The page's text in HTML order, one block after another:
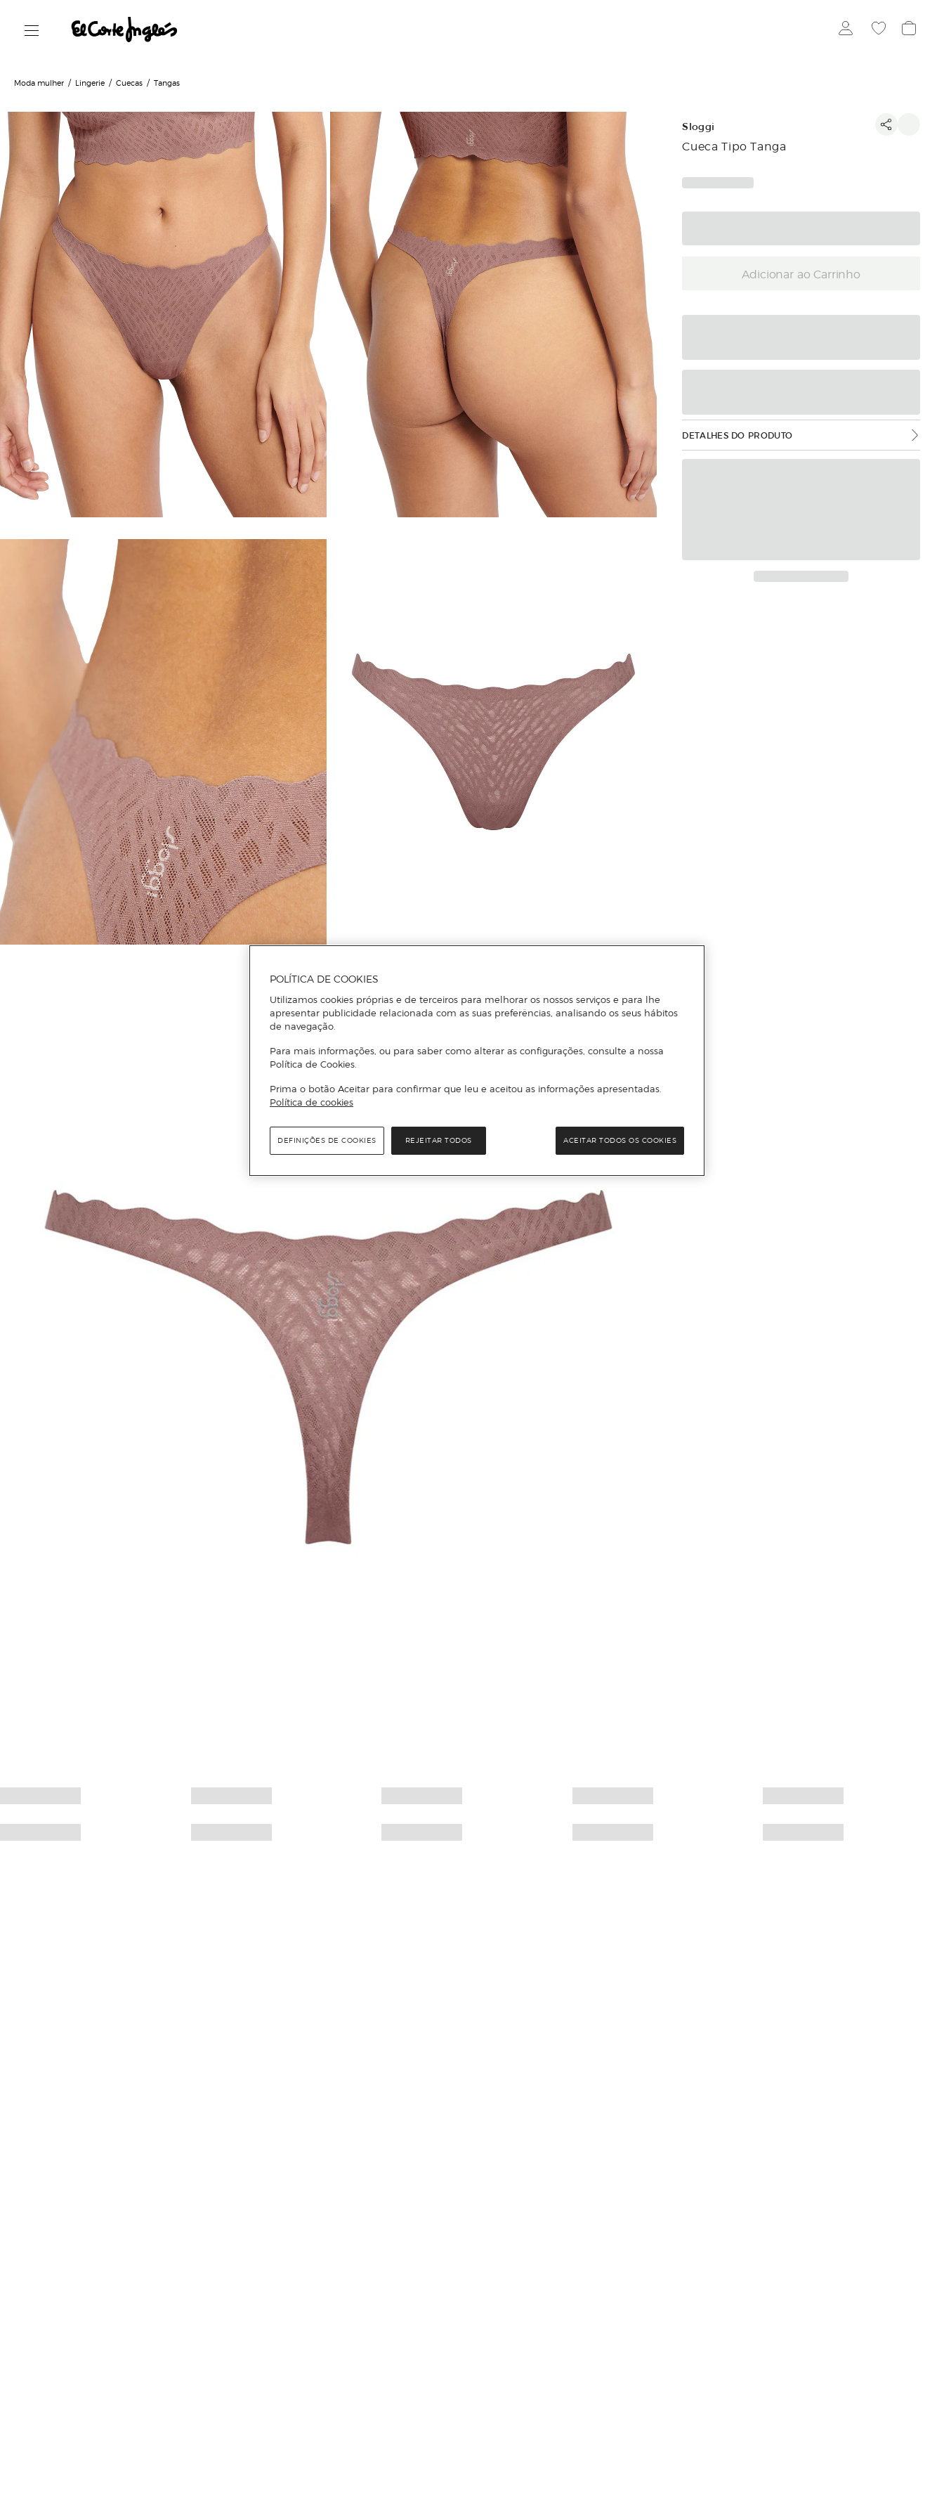
Moda mulher Lingerie Cuecas Tangas
Sloggi
Cueca Tipo Tanga
Adicionar ao Carrinho
DETALHES DO PRODUTO
POLÍTICA DE COOKIES
Utilizamos cookies próprias e de terceiros para melhorar os nossos serviços e para lhe
apresentar publicidade relacionada com as suas preferências, analisando os seus hábitos
de navegação.
Para mais informações, ou para saber como alterar as configurações, consulte a nossa
Política de Cookies.
Prima o botão Aceitar para confirmar que leu e aceitou as informações apresentadas.
Política de cookies
REJEITAR TODOS ACEITAR TODOS OS COOKIES
DEFINIÇÕES DE COOKIES